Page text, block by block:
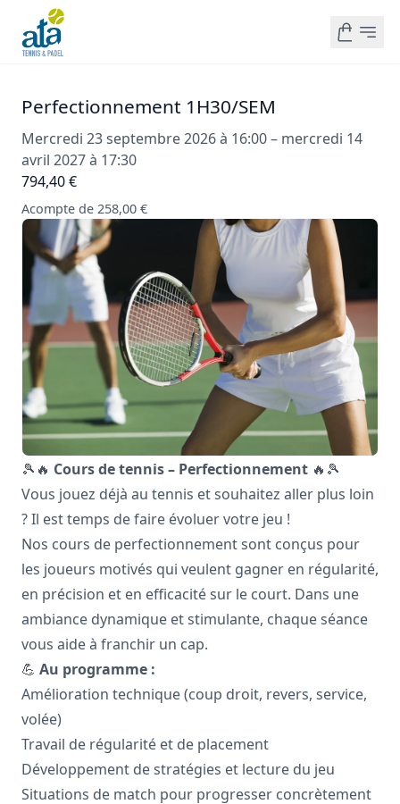
Perfectionnement 1H30/SEM
Mercredi 23 septembre 2026 à 16:00 – mercredi 14
avril 2027 à 17:30
794,40 €
Acompte de 258,00 €
🎾🔥 Cours de tennis – Perfectionnement 🔥🎾
Vous jouez déjà au tennis et souhaitez aller plus loin
? Il est temps de faire évoluer votre jeu !
Nos cours de perfectionnement sont conçus pour
les joueurs motivés qui veulent gagner en régularité,
en précision et en efficacité sur le court. Dans une
ambiance dynamique et stimulante, chaque séance
vous aide à franchir un cap.
💪 Au programme :
Amélioration technique (coup droit, revers, service,
volée)
Travail de régularité et de placement
Développement de stratégies et lecture du jeu
Situations de match pour progresser concrètement